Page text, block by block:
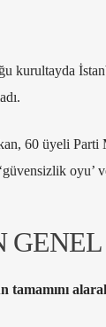
kurultayda
60 üyeli
tamamını